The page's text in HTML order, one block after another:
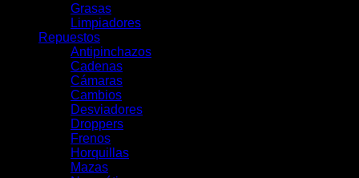
Grasas
Limpiadores
Repuestos
Antipinchazos
Cadenas
Cámaras
Cambios
Desviadores
Droppers
Frenos
Horquillas
Mazas